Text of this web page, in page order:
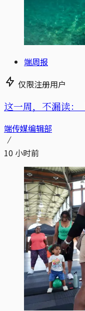
端周报
仅限注册用户
这一周，不漏读：
端传媒编辑部
10 小时前